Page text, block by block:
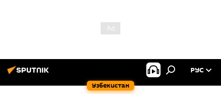
Узбекистан
РУС